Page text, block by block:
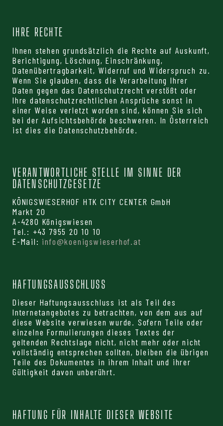
IHRE RECHTE
Ihnen stehen grundsätzlich die Rechte auf Auskunft,
Berichtigung, Löschung, Einschränkung,
Datenübertragbarkeit, Widerruf und Widerspruch zu.
Wenn Sie glauben, dass die Verarbeitung Ihrer
Daten gegen das Datenschutzrecht verstößt oder
Ihre datenschutzrechtlichen Ansprüche sonst in
einer Weise verletzt worden sind, können Sie sich
bei der Aufsichtsbehörde beschweren. In Österreich
ist dies die Datenschutzbehörde.
VERANTWORTLICHE STELLE IM SINNE DER
DATENSCHUTZGESETZE
KÖNIGSWIESERHOF HTK CITY CENTER GmbH
Markt 20
A-4280 Königswiesen
Tel.: +43 7955 20 10 10
E-Mail: info@koenigswieserhof.at
HAFTUNGSAUSSCHLUSS
Dieser Haftungsausschluss ist als Teil des
Internetangebotes zu betrachten, von dem aus auf
diese Website verwiesen wurde. Sofern Teile oder
einzelne Formulierungen dieses Textes der
geltenden Rechtslage nicht, nicht mehr oder nicht
vollständig entsprechen sollten, bleiben die übrigen
Teile des Dokumentes in ihrem Inhalt und ihrer
Gültigkeit davon unberührt.
HAFTUNG FÜR INHALTE DIESER WEBSITE